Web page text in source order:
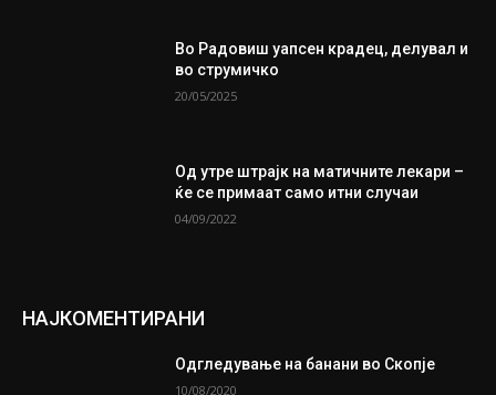
Во Радовиш уапсен крадец, делувал и
во струмичко
20/05/2025
Од утре штрајк на матичните лекари –
ќе се примаат само итни случаи
04/09/2022
НАЈКОМЕНТИРАНИ
Одгледување на банани во Скопје
10/08/2020